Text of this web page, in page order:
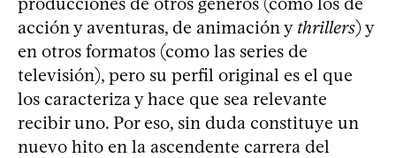
acción y aventuras, de animación y thrillers) y
en otros formatos (como las series de
televisión), pero su perfil original es el que
los caracteriza y hace que sea relevante
recibir uno. Por eso, sin duda constituye un
nuevo hito en la ascendente carrera del